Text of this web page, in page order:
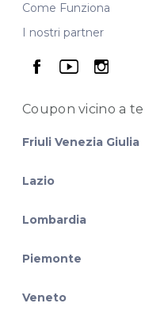
Come Funziona
I nostri partner
seguici su
seguici
Coupon vicinoa te
Friuli Venezia Giulia
Lazio
Lombardia
Piemonte
Veneto